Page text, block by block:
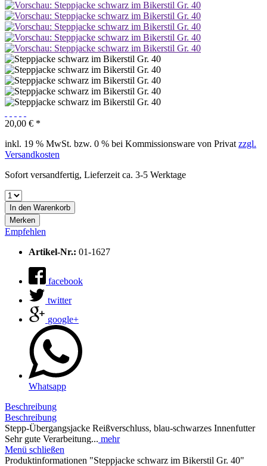
20,00 € *
inkl. 19 % MwSt. bzw. 0 % bei Kommissionsware von Privat zzgl.
Versandkosten
Sofort versandfertig, Lieferzeit ca. 3-5 Werktage
In den Warenkorb
Merken
Empfehlen
Artikel-Nr.: 01-1627
facebook
twitter
google+
Whatsapp
Beschreibung
Beschreibung
Stepp-Übergangsjacke Reißverschluss, blau-schwarzes Innenfutter
Sehr gute Verarbeitung... mehr
Menü schließen
Produktinformationen "Steppjacke schwarz im Bikerstil Gr. 40"